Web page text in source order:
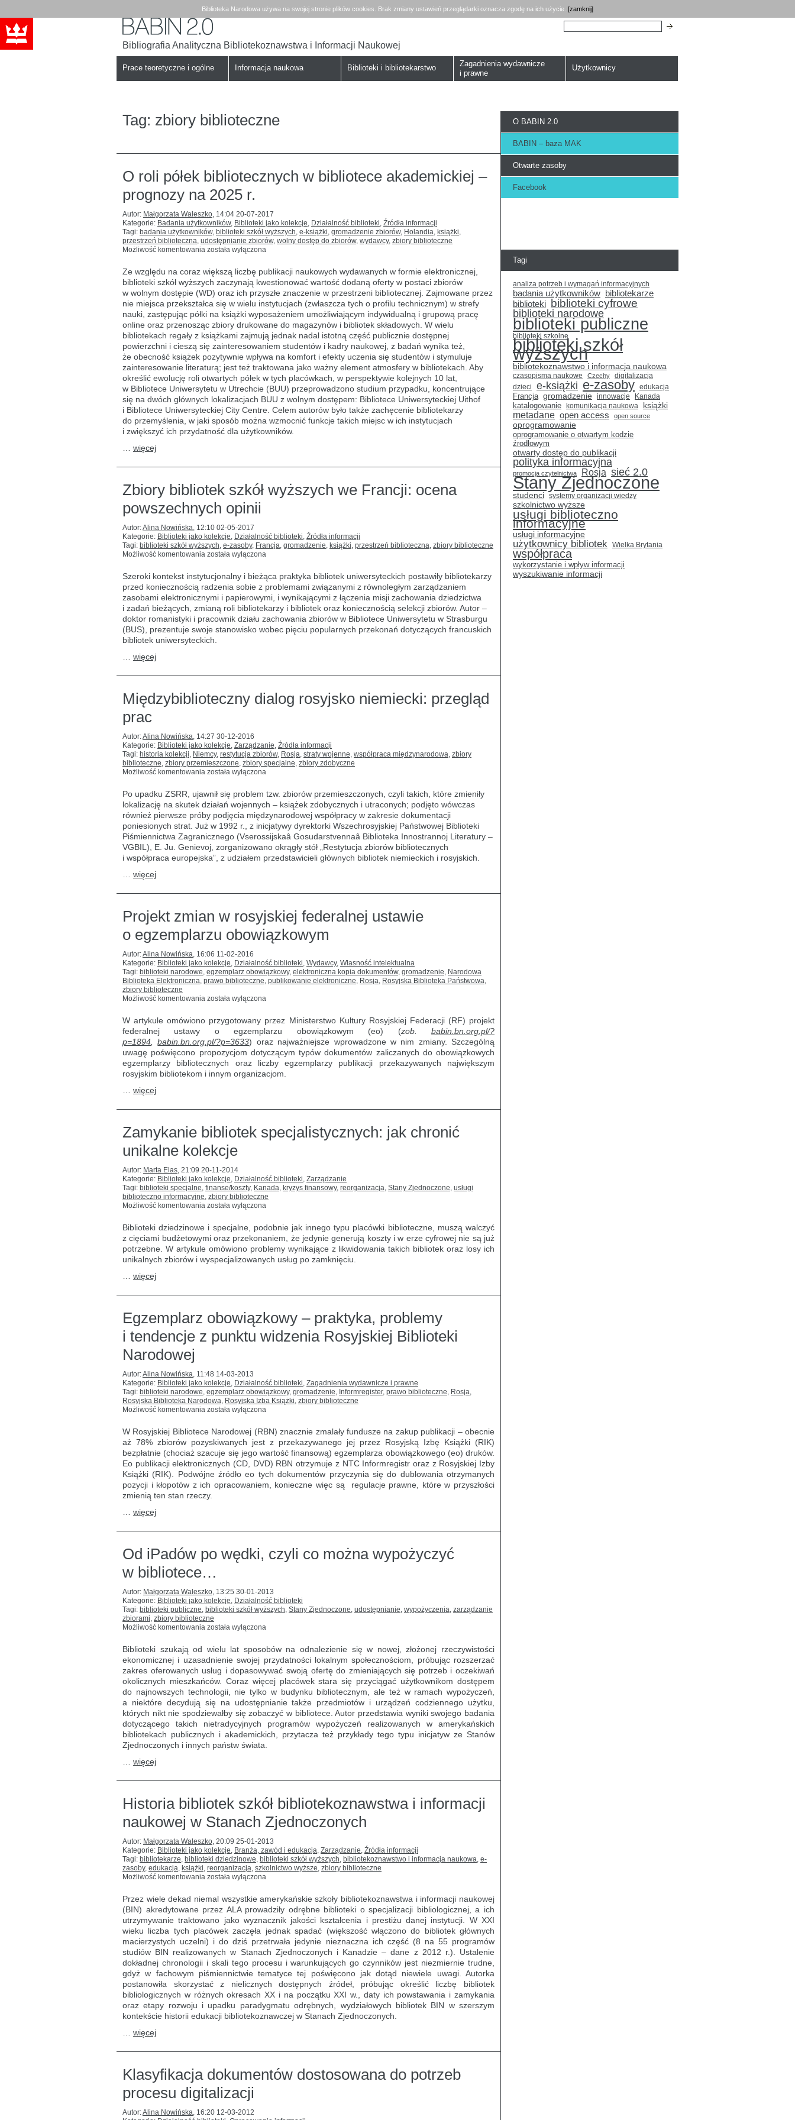
Biblioteka Narodowa używa na swojej stronie plików cookies. Brak zmiany ustawień przeglądarki oznacza zgodę na ich użycie. [zamknij]
Babin
Bibliografia Analityczna Bibliotekoznawstwa i Informacji Naukowej
Szukaj:
Prace teoretyczne i ogólne Informacja naukowa Biblioteki i bibliotekarstwo
Zagadnienia wydawnicze
i prawne
Użytkownicy
Tag: zbiory biblioteczne
O roli półek bibliotecznych w bibliotece akademickiej –
prognozy na 2025 r.
Autor: Małgorzata Waleszko, 14:04 20-07-2017
Kategorie: Badania użytkowników, Biblioteki jako kolekcje, Działalność biblioteki, Źródła informacji
Tagi: badania użytkowników, biblioteki szkół wyższych, e-książki, gromadzenie zbiorów, Holandia, książki,
przestrzeń biblioteczna, udostępnianie zbiorów, wolny dostęp do zbiorów, wydawcy, zbiory biblioteczne
Możliwość komentowania O
półek
bibliotecznych
w bibliotece
akademickiej
–
prognozy
na 2025
r.
została wyłączona
Ze względu na coraz większą liczbę publikacji naukowych wydawanych w formie elektronicznej,
biblioteki szkół wyższych zaczynają kwestionować wartość dodaną oferty w postaci zbiorów
w wolnym dostępie (WD) oraz ich przyszłe znaczenie w przestrzeni bibliotecznej. Zajmowane przez
nie miejsca przekształca się w wielu instytucjach (zwłaszcza tych o profilu technicznym) w strefy
nauki, zastępując półki na książki wyposażeniem umożliwiającym indywidualną i grupową pracę
online oraz przenosząc zbiory drukowane do magazynów i bibliotek składowych. W wielu
bibliotekach regały z książkami zajmują jednak nadal istotną część publicznie dostępnej
powierzchni i cieszą się zainteresowaniem studentów i kadry naukowej, z badań wynika też,
że obecność książek pozytywnie wpływa na komfort i efekty uczenia się studentów i stymuluje
zainteresowanie literaturą; jest też traktowana jako ważny element atmosfery w bibliotekach. Aby
określić ewolucję roli otwartych półek w tych placówkach, w perspektywie kolejnych 10 lat,
w Bibliotece Uniwersytetu w Utrechcie (BUU) przeprowadzono studium przypadku, koncentrujące
się na dwóch głównych lokalizacjach BUU z wolnym dostępem: Bibliotece Uniwersyteckiej Uithof
i Bibliotece Uniwersyteckiej City Centre. Celem autorów było także zachęcenie bibliotekarzy
do przemyślenia, w jaki sposób można wzmocnić funkcje takich miejsc w ich instytucjach
i zwiększyć ich przydatność dla użytkowników.
więcej
Zbiory bibliotek szkół wyższych we Francji: ocena
powszechnych opinii
Autor:Alina Nowińska, 12:10 02-05-2017
Kategorie: Biblioteki jako kolekcje, Działalność biblioteki, Źródła informacji
Tagi: biblioteki szkół wyższych, e-zasoby, Francja, gromadzenie, książki, przestrzeń biblioteczna, zbiory biblioteczne
Możliwość komentowania Zbiory
szkół
wyższych
we
Francji:
ocena
powszechnych
opinii
została wyłączona
Szeroki kontekst instytucjonalny i bieżąca praktyka bibliotek uniwersyteckich postawiły bibliotekarzy
przed koniecznością radzenia sobie z problemami związanymi z równoległym zarządzaniem
zasobami elektronicznymi i papierowymi, i wynikającymi z łączenia misji zachowania dziedzictwa
i zadań bieżących, zmianą roli bibliotekarzy i bibliotek oraz koniecznością selekcji zbiorów. Autor –
doktor romanistyki i pracownik działu zachowania zbiorów w Bibliotece Uniwersytetu w Strasburgu
(BUS), prezentuje swoje stanowisko wobec pięciu popularnych przekonań dotyczących francuskich
bibliotek uniwersyteckich.
więcej
Międzybiblioteczny dialog rosyjsko niemiecki: przegląd
prac
Autor:Alina Nowińska, 14:27 30-12-2016
Kategorie: Biblioteki jako kolekcje, Zarządzanie, Źródła informacji
Tagi: historia kolekcji, Niemcy, restytucja zbiorów, Rosja, straty wojenne, współpraca międzynarodowa, zbiory
biblioteczne, zbiory przemieszczone, zbiory specjalne, zbiory zdobyczne
Możliwość komentowania Międzybiblioteczny
rosyjsko
niemiecki:
przegląd
prac
została wyłączona
Po upadku ZSRR, ujawnił się problem tzw. zbiorów przemieszczonych, czyli takich, które zmieniły
lokalizację na skutek działań wojennych – książek zdobycznych i utraconych; podjęto wówczas
również pierwsze próby podjęcia międzynarodowej współpracy w zakresie dokumentacji
poniesionych strat. Już w 1992 r., z inicjatywy dyrektorki Wszechrosyjskiej Państwowej Biblioteki
Piśmiennictwa Zagranicznego (Vserossijskaâ Gosudarstvennaâ Biblioteka Innostrannoj Literatury –
VGBIL), E. Ju. Genievoj, zorganizowano okrągły stół „Restytucja zbiorów bibliotecznych
i współpraca europejska”, z udziałem przedstawicieli głównych bibliotek niemieckich i rosyjskich.
więcej
Projekt zmian w rosyjskiej federalnej ustawie
o egzemplarzu obowiązkowym
Autor:Alina Nowińska, 16:06 11-02-2016
Kategorie: Biblioteki jako kolekcje, Działalność biblioteki, Wydawcy, Własność intelektualna
Tagi: biblioteki narodowe, egzemplarz obowiązkowy, elektroniczna kopia dokumentów, gromadzenie, Narodowa
Biblioteka Elektroniczna, prawo biblioteczne, publikowanie elektroniczne, Rosja, Rosyjska Biblioteka Państwowa,
zbiory biblioteczne
Możliwość komentowania Projekt
federalnej
ustawie
o egzemplarzu
obowiązkowym
została wyłączona
W artykule omówiono przygotowany przez Ministerstwo Kultury Rosyjskiej Federacji (RF) projekt
federalnej ustawy o egzemplarzu obowiązkowym (eo) (zob.babin.bn.org.pl/?
p=1894 ,babin.bn.org.pl/?p=3633) oraz najważniejsze wprowadzone w nim zmiany. Szczególną
uwagę poświęcono propozycjom dotyczącym typów dokumentów zaliczanych do obowiązkowych
egzemplarzy bibliotecznych oraz liczby egzemplarzy publikacji przekazywanych największym
rosyjskim bibliotekom i innym organizacjom.
więcej
Zamykanie bibliotek specjalistycznych: jak chronić
unikalne kolekcje
Autor: Marta Elas, 21:09 20-11-2014
Kategorie: Biblioteki jako kolekcje, Działalność biblioteki, Zarządzanie
Tagi: biblioteki specjalne, finanse/koszty, Kanada, kryzys finansowy, reorganizacja, Stany Zjednoczone, usługi
biblioteczno informacyjne, zbiory biblioteczne
Możliwość komentowania Zamykanie
specjalistycznych:
jak
chronić
unikalne
kolekcje
została wyłączona
Biblioteki dziedzinowe i specjalne, podobnie jak innego typu placówki biblioteczne, muszą walczyć
z cięciami budżetowymi oraz przekonaniem, że jedynie generują koszty i w erze cyfrowej nie są już
potrzebne. W artykule omówiono problemy wynikające z likwidowania takich bibliotek oraz losy ich
unikalnych zbiorów i wyspecjalizowanych usług po zamknięciu.
więcej
Egzemplarz obowiązkowy – praktyka, problemy
i tendencje z punktu widzenia Rosyjskiej Biblioteki
Narodowej
Autor:Alina Nowińska, 11:48 14-03-2013
Kategorie: Biblioteki jako kolekcje, Działalność biblioteki, Zagadnienia wydawnicze i prawne
Tagi: biblioteki narodowe, egzemplarz obowiązkowy, gromadzenie, Informregister, prawo biblioteczne, Rosja,
Rosyjska Biblioteka Narodowa, Rosyjska Izba Książki, zbiory biblioteczne
Możliwość komentowania Egzemplarz
praktyka,
problemy
i tendencje
z punktu
widzenia
Rosyjskiej
Biblioteki
Narodowej
została wyłączona
W Rosyjskiej Bibliotece Narodowej (RBN) znacznie zmalały fundusze na zakup publikacji – obecnie
aż 78% zbiorów pozyskiwanych jest z przekazywanego jej przez Rosyjską Izbę Książki (RIK)
bezpłatnie (chociaż szacuje się jego wartość finansową) egzemplarza obowiązkowego (eo) druków.
Eo publikacji elektronicznych (CD, DVD) RBN otrzymuje z NTC Informregistr oraz z Rosyjskiej Izby
Książki (RIK). Podwójne źródło eo tych dokumentów przyczynia się do dublowania otrzymanych
pozycji i kłopotów z ich opracowaniem, konieczne więc są regulacje prawne, które w przyszłości
zmienią ten stan rzeczy.
więcej
Od iPadów po wędki, czyli co można wypożyczyć
w bibliotece…
Autor: Małgorzata Waleszko, 13:25 30-01-2013
Kategorie: Biblioteki jako kolekcje, Działalność biblioteki
Tagi: biblioteki publiczne, biblioteki szkół wyższych, Stany Zjednoczone, udostępnianie, wypożyczenia, zarządzanie
zbiorami, zbiory biblioteczne
Możliwość komentowania Od
po wędki,
czyli
co
można
wypożyczyć
w bibliotece…
została wyłączona
Biblioteki szukają od wielu lat sposobów na odnalezienie się w nowej, złożonej rzeczywistości
ekonomicznej i uzasadnienie swojej przydatności lokalnym społecznościom, próbując rozszerzać
zakres oferowanych usług i dopasowywać swoją ofertę do zmieniających się potrzeb i oczekiwań
okolicznych mieszkańców. Coraz więcej placówek stara się przyciągać użytkownikom dostępem
do najnowszych technologii, nie tylko w budynku bibliotecznym, ale też w ramach wypożyczeń,
a niektóre decydują się na udostępnianie także przedmiotów i urządzeń codziennego użytku,
których nikt nie spodziewałby się zobaczyć w bibliotece. Autor przedstawia wyniki swojego badania
dotyczącego takich nietradycyjnych programów wypożyczeń realizowanych w amerykańskich
bibliotekach publicznych i akademickich, przytacza też przykłady tego typu inicjatyw ze Stanów
Zjednoczonych i innych państw świata.
więcej
Historia bibliotek szkół bibliotekoznawstwa i informacji
naukowej w Stanach Zjednoczonych
Autor: Małgorzata Waleszko, 20:09 25-01-2013
Kategorie: Biblioteki jako kolekcje, Branża, zawód i edukacja, Zarządzanie, Źródła informacji
Tagi: bibliotekarze, biblioteki dziedzinowe, biblioteki szkół wyższych, bibliotekoznawstwo i informacja naukowa, e-
zasoby, edukacja, książki, reorganizacja, szkolnictwo wyższe, zbiory biblioteczne
Możliwość komentowania Historia
szkół
bibliotekoznawstwa
i informacji
naukowej
w Stanach
Zjednoczonych
została wyłączona
Przez wiele dekad niemal wszystkie amerykańskie szkoły bibliotekoznawstwa i informacji naukowej
(BIN) akredytowane przez ALA prowadziły odrębne biblioteki o specjalizacji bibliologicznej, a ich
utrzymywanie traktowano jako wyznacznik jakości kształcenia i prestiżu danej instytucji. W XXI
wieku liczba tych placówek zaczęła jednak spadać (większość włączono do bibliotek głównych
macierzystych uczelni) i do dziś przetrwała jedynie nieznaczna ich część (8 na 55 programów
studiów BIN realizowanych w Stanach Zjednoczonych i Kanadzie – dane z 2012 r.). Ustalenie
dokładnej chronologii i skali tego procesu i warunkujących go czynników jest niezmiernie trudne,
gdyż w fachowym piśmiennictwie tematyce tej poświęcono jak dotąd niewiele uwagi. Autorka
postanowiła skorzystać z nielicznych dostępnych źródeł, próbując określić liczbę bibliotek
bibliologicznych w różnych okresach XX i na początku XXI w., daty ich powstawania i zamykania
oraz etapy rozwoju i upadku paradygmatu odrębnych, wydziałowych bibliotek BIN w szerszym
kontekście historii edukacji bibliotekoznawczej w Stanach Zjednoczonych.
więcej
Klasyfikacja dokumentów dostosowana do potrzeb
procesu digitalizacji
Autor:Alina Nowińska, 16:20 12-03-2012
O BABIN 2.0
BABIN – baza MAK
Otwarte zasoby
Facebook
Tagi
analiza potrzeb i wymagań informacyjnych
badania użytkowników bibliotekarze
biblioteki biblioteki cyfrowe
biblioteki narodowe
biblioteki publiczne
biblioteki szkolne
biblioteki szkół
wyższych
bibliotekoznawstwo i informacja naukowa
czasopisma naukowe Czechy digitalizacja
dzieci e-książki e-zasoby edukacja
Francja gromadzenie innowacje
Kanada
katalogowanie
komunikacja naukowa książki
metadane open access open source
oprogramowanie
oprogramowanie o otwartym kodzie
źrodłowym
otwarty dostęp do publikacji
polityka informacyjna
promocja czytelnictwa Rosja sieć 2.0
Stany Zjednoczone
studenci systemy organizacji wiedzy
szkolnictwo wyższe
usługi biblioteczno
informacyjne
usługi informacyjne
użytkownicy bibliotek Wielka Brytania
współpraca
wykorzystanie i wpływ informacji
wyszukiwanie informacji